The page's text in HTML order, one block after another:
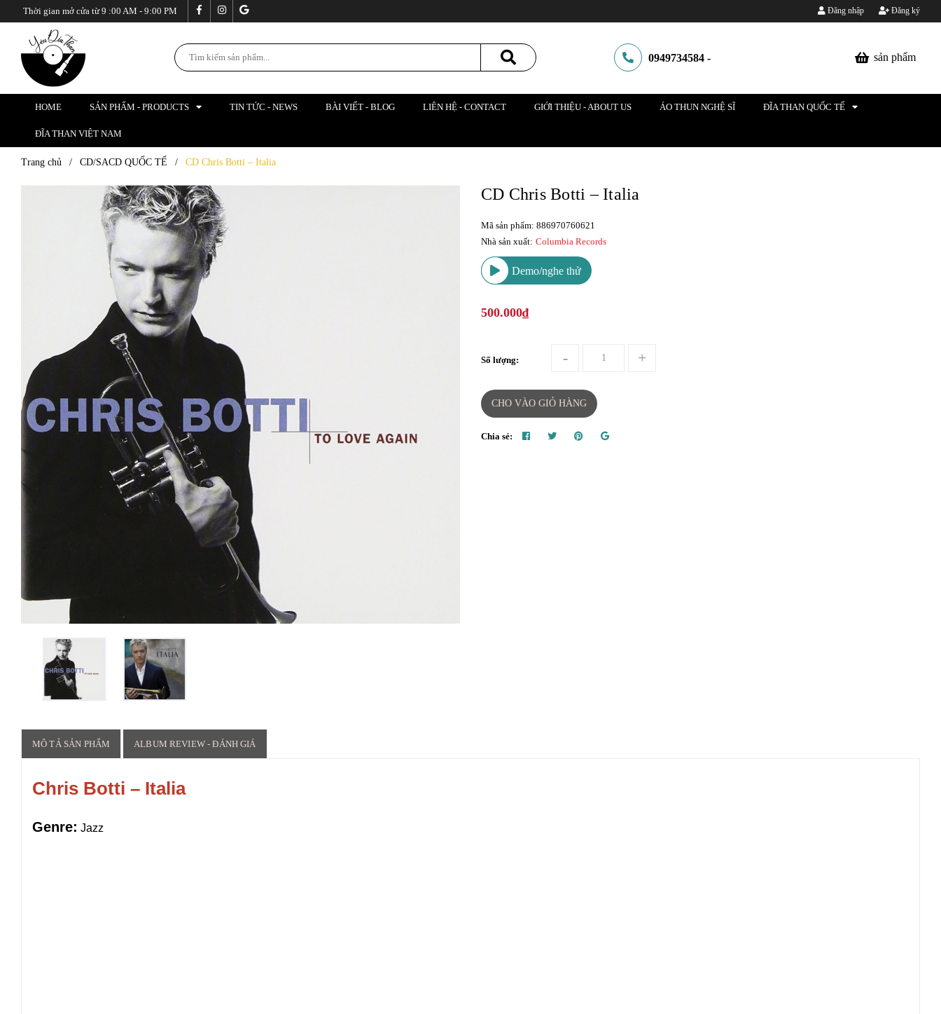
Thời gian mở cửa từ 9 :00 AM - 9:00 PM Đăng nhập Đăng ký
0949734584 - sản phẩm
HOME SẢN PHẨM - PRODUCTS TIN TỨC - NEWS BÀI VIẾT - BLOG LIÊN HỆ - CONTACT GIỚI THIỆU - ABOUT US ÁO THUN NGHỆ SĨ ĐĨA THAN QUỐC TẾ
ĐĨA THAN VIỆT NAM
Trang chủ / CD/SACD QUỐC TẾ / CD Chris Botti – Italia
CD Chris Botti – Italia
Mã sản phẩm: 886970760621
Nhà sản xuất: Columbia Records
Demo/nghe thử
500.000₫
Số lượng: - +
CHO VÀO GIỎ HÀNG
Chia sẻ:
MÔ TẢ SẢN PHẨM ALBUM REVIEW - ĐÁNH GIÁ
Chris Botti – Italia
Genre: Jazz